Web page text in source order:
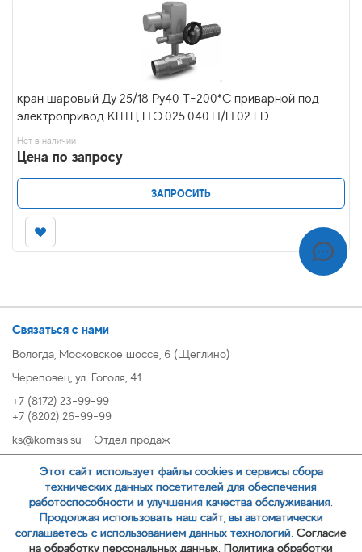
кран шаровый Ду 25/18 Ру40 Т-200*С приварной под
электропривод КШ.Ц.П.Э.025.040.Н/П.02 LD
Нет в наличии
Цена по запросу
ЗАПРОСИТЬ
Связаться с нами
Вологда, Московское шоссе, 6 (Щеглино)
Череповец, ул. Гоголя, 41
+7 (8172) 23-99-99
+7 (8202) 26-99-99
ks@komsis.su - Отдел продаж
oz@komsis.su - Отдел закупок
ЗАКАЗАТЬ ЗВОНОК
Этот сайт использует файлы cookies и сервисы сбора
технических данных посетителей для обеспечения
работоспособности и улучшения качества обслуживания.
Продолжая использовать наш сайт, вы автоматически
соглашаетесь с использованием данных технологий. Согласие
на обработку персональных данных. Политика обработки